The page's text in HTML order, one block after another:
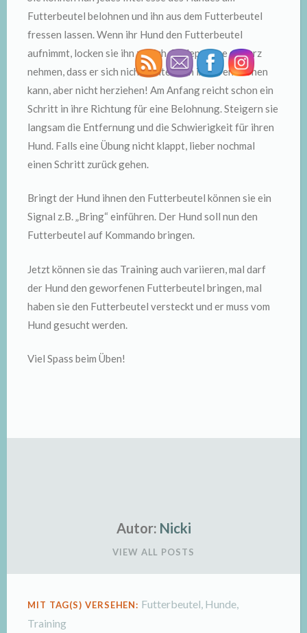
Futterbeutel belohnen und ihn aus dem Futterbeutel
fressen lassen. Wenn ihr Hund den Futterbeutel
aufnimmt, locken sie ihn zu sich, Schleppleine so kurz
nehmen, dass er sich nicht weiter von ihnen entfernen
kann, aber nicht herziehen! Am Anfang reicht schon ein
Schritt in ihre Richtung für eine Belohnung. Steigern sie
langsam die Entfernung und die Schwierigkeit für ihren
Hund. Falls eine Übung nicht klappt, lieber nochmal
einen Schritt zurück gehen.
Bringt der Hund ihnen den Futterbeutel können sie ein
Signal z.B. „Bring“ einführen. Der Hund soll nun den
Futterbeutel auf Kommando bringen.
Jetzt können sie das Training auch variieren, mal darf
der Hund den geworfenen Futterbeutel bringen, mal
haben sie den Futterbeutel versteckt und er muss vom
Hund gesucht werden.
Viel Spass beim Üben!
Autor: Nicki
VIEW ALL POSTS
MIT TAG(S) VERSEHEN: Futterbeutel, Hunde,
Training